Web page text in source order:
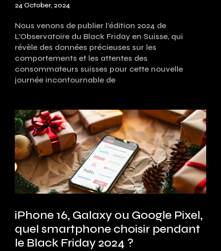
24 October, 2024
Nous venons de publier l’édition 2024 de
L’Observatoire du Black Friday en Suisse, qui
révèle des données précieuses sur les
comportements et les attentes des
consommateurs suisses pour cette nouvelle
journée incontournable de
iPhone 16, Galaxy ou Google Pixel,
quel smartphone choisir pendant
le Black Friday 2024 ?